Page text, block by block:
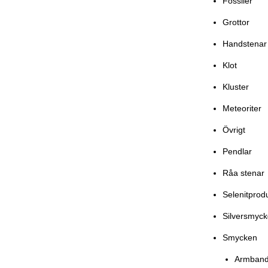
Grottor
Handstenar
Klot
Kluster
Meteoriter
Övrigt
Pendlar
Råa stenar
Smycken
Armband